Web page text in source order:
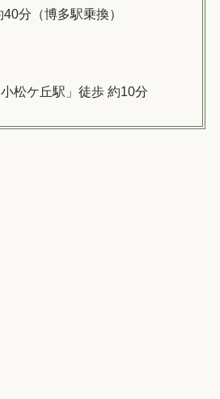
分（博多駅乗換）
松ケ丘駅」徒歩 約10分